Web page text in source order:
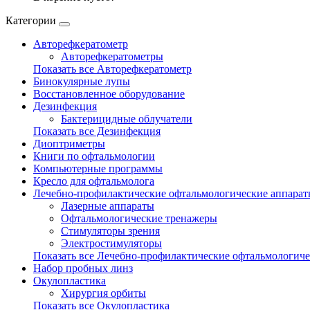
Категории
Авторефкератометр
Авторефкератометры
Показать все Авторефкератометр
Бинокулярные лупы
Восстановленное оборудование
Дезинфекция
Бактерицидные облучатели
Показать все Дезинфекция
Диоптриметры
Книги по офтальмологии
Компьютерные программы
Кресло для офтальмолога
Лечебно-профилактические офтальмологические
Лазерные аппараты
Офтальмологические тренажеры
Стимуляторы зрения
Электростимуляторы
Показать все Лечебно-профилактические
Набор пробных линз
Окулопластика
Хирургия орбиты
Показать все Окулопластика